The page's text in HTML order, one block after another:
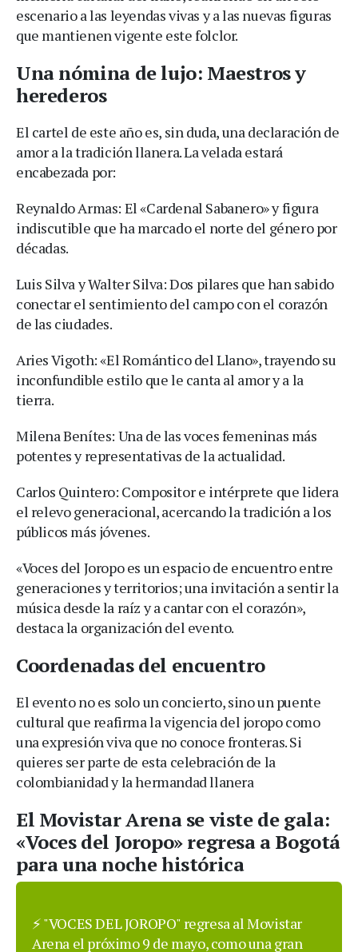
escenario a las leyendas vivas y a las nuevas figuras
que mantienen vigente este folclor.
Una nómina de lujo: Maestros y
herederos
El cartel de este año es, sin duda, una declaración de
amor a la tradición llanera. La velada estará
encabezada por:
Reynaldo Armas: El «Cardenal Sabanero» y figura
indiscutible que ha marcado el norte del género por
décadas.
Luis Silva y Walter Silva: Dos pilares que han sabido
conectar el sentimiento del campo con el corazón
de las ciudades.
Aries Vigoth: «El Romántico del Llano», trayendo su
inconfundible estilo que le canta al amor y a la
tierra.
Milena Benítes: Una de las voces femeninas más
potentes y representativas de la actualidad.
Carlos Quintero: Compositor e intérprete que lidera
el relevo generacional, acercando la tradición a los
públicos más jóvenes.
«Voces del Joropo es un espacio de encuentro entre
generaciones y territorios; una invitación a sentir la
música desde la raíz y a cantar con el corazón»,
destaca la organización del evento.
Coordenadas del encuentro
El evento no es solo un concierto, sino un puente
cultural que reafirma la vigencia del joropo como
una expresión viva que no conoce fronteras. Si
quieres ser parte de esta celebración de la
colombianidad y la hermandad llanera
El Movistar Arena se viste de gala:
«Voces del Joropo» regresa a Bogotá
para una noche histórica
⚡ "VOCES DEL JOROPO" regresa al Movistar
Arena el próximo 9 de mayo, como una gran